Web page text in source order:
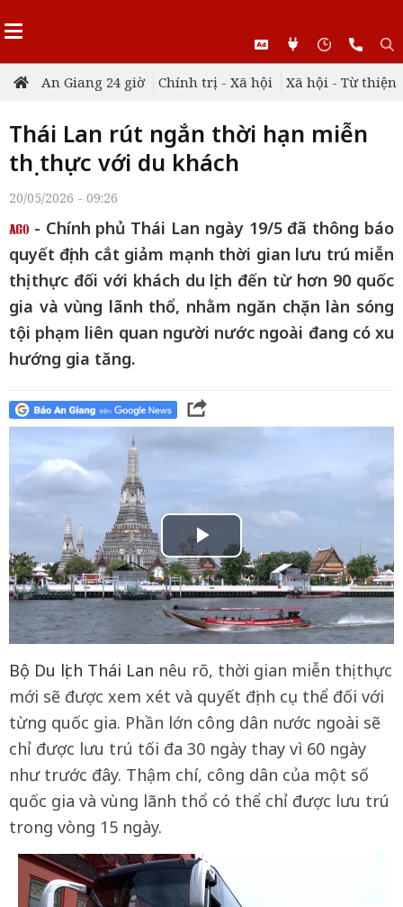
An Giang 24 giờ Chính trị - Xã hội Xã hội - Từ thiện
Thái Lan rút ngắn thời hạn miễn
thị thực với du khách
20/05/2026 - 09:26
- Chính phủ Thái Lan ngày 19/5 đã thông báo
quyết định cắt giảm mạnh thời gian lưu trú miễn
thị thực đối với khách du lịch đến từ hơn 90 quốc
gia và vùng lãnh thổ, nhằm ngăn chặn làn sóng
tội phạm liên quan người nước ngoài đang có xu
hướng gia tăng.
Bộ Du lịch Thái Lan nêu rõ, thời gian miễn thị thực
mới sẽ được xem xét và quyết định cụ thể đối với
từng quốc gia. Phần lớn công dân nước ngoài sẽ
chỉ được lưu trú tối đa 30 ngày thay vì 60 ngày
như trước đây. Thậm chí, công dân của một số
quốc gia và vùng lãnh thổ có thể chỉ được lưu trú
trong vòng 15 ngày.